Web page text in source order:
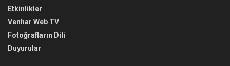
Etkinlikler
Venhar Web TV
Fotoğrafların Dili
Duyurular